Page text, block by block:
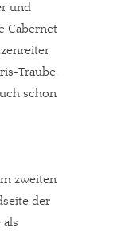
und
Cabernet
Traube.
schon
zweiten
der